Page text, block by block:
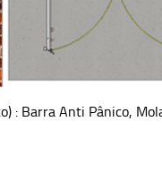
: Barra Anti Pânico,